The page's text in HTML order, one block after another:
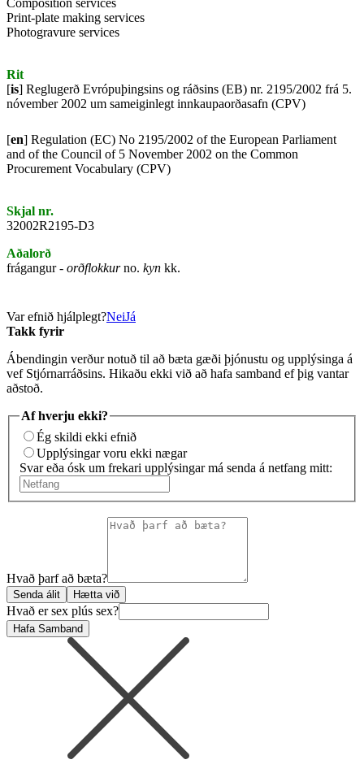
Composition services
Print-plate making services
Photogravure services
Rit
[is] Reglugerð Evrópuþingsins og ráðsins (EB) nr. 2195/2002 frá 5.
nóvember 2002 um sameiginlegt innkaupaorðasafn (CPV)
[en] Regulation (EC) No 2195/2002 of the European Parliament
and of the Council of 5 November 2002 on the Common
Procurement Vocabulary (CPV)
Skjal nr.
32002R2195-D3
Aðalorð
frágangur - orðflokkurno. kyn kk.
Var efnið hjálplegt?NeiJá
Takk fyrir
Ábendingin verður notuð til að bæta gæði þjónustu og upplýsinga á
vef Stjórnarráðsins. Hikaðu ekki við að hafa samband ef þig vantar
aðstoð.
Af hverju ekki?
Ég skildi ekki efnið
Upplýsingar voru ekki nægar
Svar eða ósk um frekari upplýsingar má senda á netfang mitt:
Hvað þarf að bæta?
Senda álit Hætta við
Hvað er sex plús sex?
Hafa Samband